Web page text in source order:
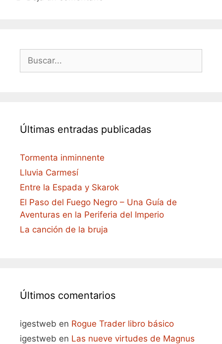
Últimas entradas publicadas
Tormenta inminnente
Lluvia Carmesí
Entre la Espada y Skarok
El Paso del Fuego Negro – Una Guía de
Aventuras en la Periferia del Imperio
La canción de la bruja
Últimos comentarios
igestweb en Rogue Trader libro básico
igestweb en Las nueve virtudes de Magnus